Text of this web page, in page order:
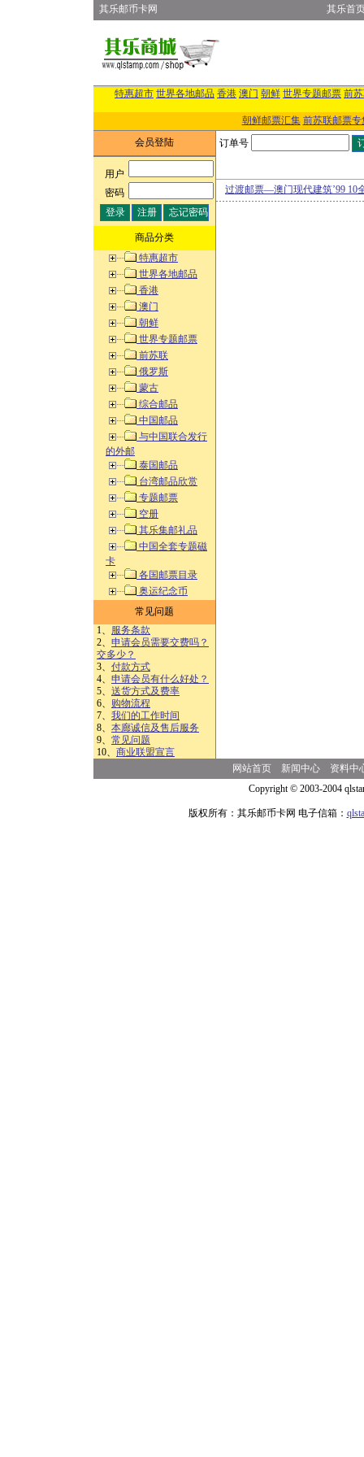
其乐邮币卡网 其乐首
特惠超市 世界各地邮品 香港 澳门 朝鲜 世界专题邮票 前
朝鲜邮票汇集 前苏联邮票专
会员登陆
用户:
密码:
商品分类
特惠超市
世界各地邮品
香港
澳门
朝鲜
世界专题邮票
前苏联
俄罗斯
蒙古
综合邮品
中国邮品
与中国联合发行
的外邮
泰国邮品
台湾邮品欣赏
专题邮票
空册
其乐集邮礼品
中国全套专题磁
卡
各国邮票目录
奥运纪念币
常见问题
1、 服务条款
2、 申请会员需要交费吗？
交多少？
3、 付款方式
4、 申请会员有什么好处？
5、 送货方式及费率
6、 购物流程
7、 我们的工作时间
8、 本廊诚信及售后服务
9、 常见问题
10、 商业联盟宣言
订单号
过渡邮票—澳门现代建筑’99 10
网站首页 新闻中心
资料中
Copyright © 2003-2004
版权所有：其乐邮币卡网 电子信箱：